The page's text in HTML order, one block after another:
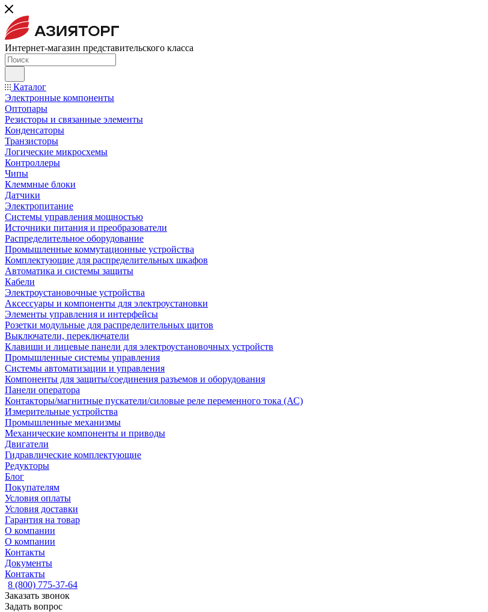
Интернет-магазин представительского класса
Каталог
Электронные компоненты
Оптопары
Резисторы и связанные элементы
Конденсаторы
Транзисторы
Логические микросхемы
Контроллеры
Чипы
Клеммные блоки
Датчики
Электропитание
Системы управления мощностью
Источники питания и преобразователи
Распределительное оборудование
Промышленные коммутационные устройства
Комплектующие для распределительных шкафов
Автоматика и системы защиты
Кабели
Электроустановочные устройства
Аксессуары и компоненты для электроустановки
Элементы управления и интерфейсы
Розетки модульные для распределительных щитов
Выключатели, переключатели
Клавиши и лицевые панели для электроустановочных устройств
Промышленные системы управления
Системы автоматизации и управления
Компоненты для защиты/соединения разъемов и оборудования
Панели оператора
Контакторы/магнитные пускатели/силовые реле переменного тока (АС)
Измерительные устройства
Промышленные механизмы
Механические компоненты и приводы
Двигатели
Гидравлические комплектующие
Редукторы
Блог
Покупателям
Условия оплаты
Условия доставки
Гарантия на товар
О компании
О компании
Контакты
Документы
Контакты
8 (800) 775-37-64
Заказать звонок
Задать вопрос